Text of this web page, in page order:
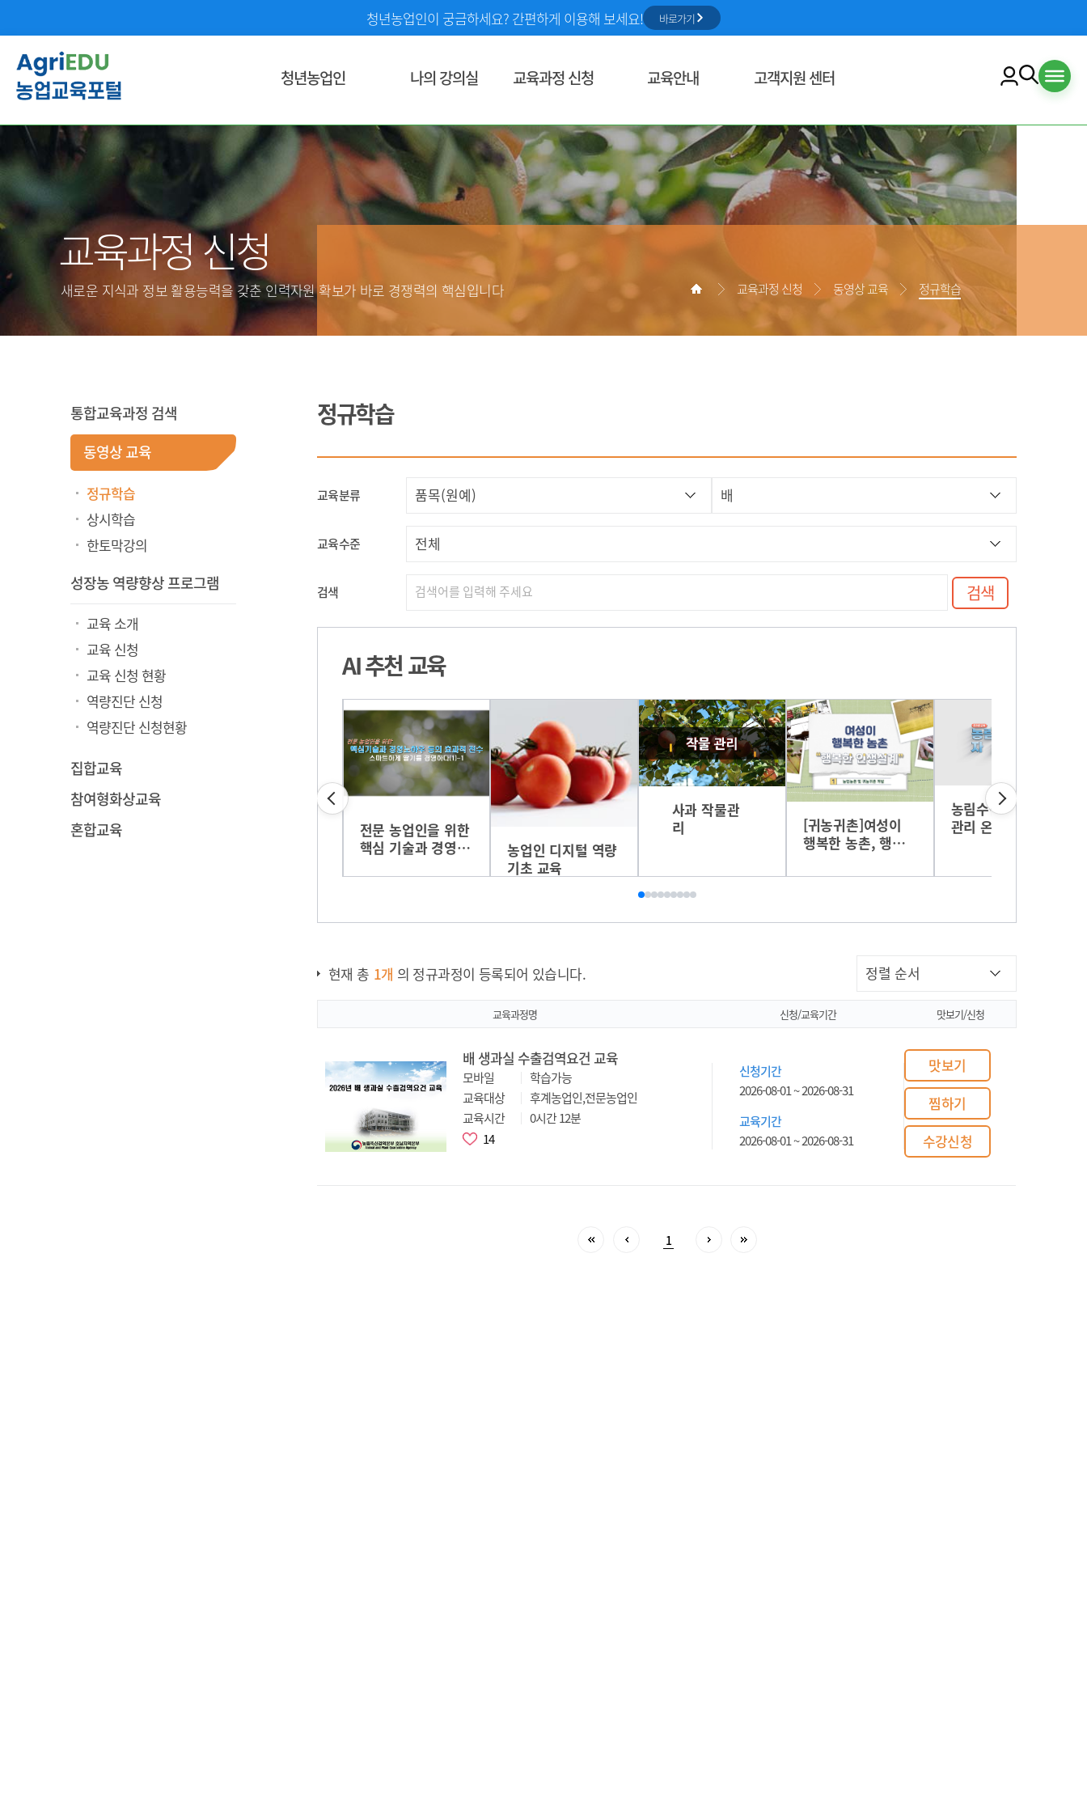
청년농업인이 궁금하세요? 간편하게 이용해 보세요! 바로가기
청년농업인
영농기술ㆍ농업경영 교육
국민내일 배움 훈련과정
창업 단계별 교육
인문ㆍ문화ㆍ외국어 교육
용접ㆍ기계ㆍ기술ㆍ공학 교육
식품 및 유통 교육
나의 강의실
학습현황
찜한 과정
신청중인 과정
학습중인 과정
학습종료과정
문의내역
회원탈퇴
교육과정 신청
통합교육과정 검색
동영상 교육
정규학습
상시학습
성장농 역량향상 프로그램
교육 소개
교육 신청
교육 신청 현황
교육안내
농정원 교육사업
농업교육정보
농업교육소식
교육홍보 및 자료
현장실습교육장(WPL)
스마트농업 기술역량 교육맵
고객지원 센터
교육수강안내
수강신청안내
교육수강안내
수료증 출력 안내
입찰/공모
이용안내
자주하는 질문
교육과정 신청
새로운 지식과 정보 활용능력을 갖춘 인력자원 확보가 바로 경쟁력의 핵심입니다 교육과정 신청 동영상 교육 정규학습
통합교육과정 검색
동영상 교육
정규학습
상시학습
한토막강의
성장농 역량향상 프로그램
교육 소개
교육 신청
교육 신청 현황
역량진단 신청
역량진단 신청현황
집합교육
참여형화상교육
혼합교육
정규학습
교육분류
교육수준
검색 검색
AI 추천 교육
산림병해충 예찰·
농업세무 파헤치기
전문 농업인을 위한
핵심 기술과 경영
전수
농업인 디지털 역량
기초 교육
사과 작물관
리
[귀농귀촌]여성이
행복한 농촌, 행복
농림수산정책자금
관리 온라인교육 2
현재 총 1개 의 정규과정이 등록되어 있습니다.
교육과정명 신청/교육기간 맛보기/신청
배 생과실 수출검역요건 교육
모바일
학습가능
교육대상
후계농업인,전문농업인
교육시간
0시간 12분
14
신청기간
2026-08-01~2026-08-31
교육기간
2026-08-01~2026-08-31
맛보기
찜하기
수강신청
1